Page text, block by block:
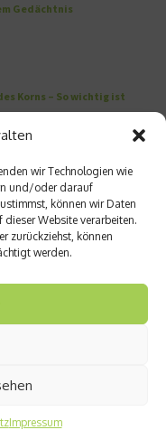
wir Technologien wie
und/oder darauf
können wir Daten
Website verarbeiten.
zurückziehst, können
werden.
Impressum
Gedächtnis
Korns – So wichtig ist
Nebenhöhlen: Symptome
Formen
sollte ich kaufen?